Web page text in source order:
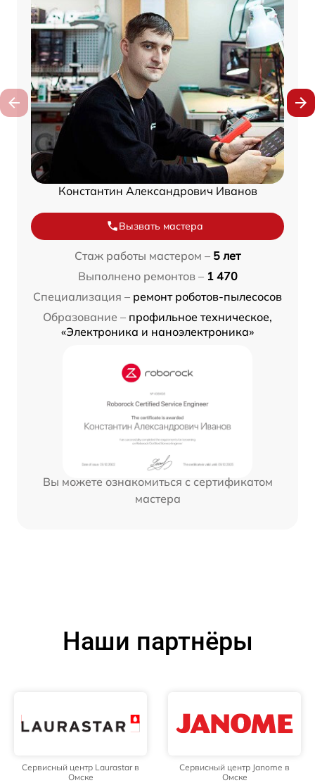
Константин Александрович Иванов
Вызвать мастера
Стаж работы мастером – 5 лет
Выполнено ремонтов – 1 470
Специализация – ремонт роботов-пылесосов
Образование – профильное техническое,
«Электроника и наноэлектроника»
Вы можете ознакомиться с сертификатом
мастера
Наши партнёры
Сервисный центр Laurastar в
Омске
Сервисный центр Janome в
Омске